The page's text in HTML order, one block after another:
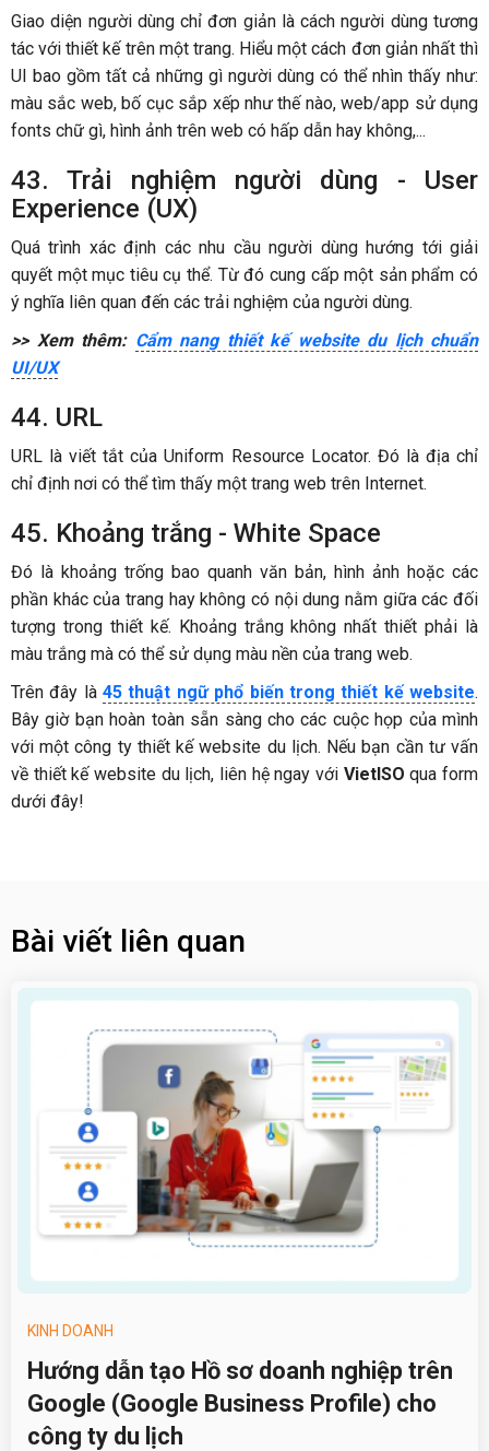
Giao diện người dùng chỉ đơn giản là cách người dùng tương
tác với thiết kế trên một trang. Hiểu một cách đơn giản nhất thì
UI bao gồm tất cả những gì người dùng có thể nhìn thấy như:
màu sắc web, bố cục sắp xếp như thế nào, web/app sử dụng
fonts chữ gì, hình ảnh trên web có hấp dẫn hay không,...
43. Trải nghiệm người dùng - User
Experience (UX)
Quá trình xác định các nhu cầu người dùng hướng tới giải
quyết một mục tiêu cụ thể. Từ đó cung cấp một sản phẩm có
ý nghĩa liên quan đến các trải nghiệm của người dùng.
>> Xem thêm: Cẩm nang thiết kế website du lịch chuẩn
UI/UX
44. URL
URL là viết tắt của Uniform Resource Locator. Đó là địa chỉ
chỉ định nơi có thể tìm thấy một trang web trên Internet.
45. Khoảng trắng - White Space
Đó là khoảng trống bao quanh văn bản, hình ảnh hoặc các
phần khác của trang hay không có nội dung nằm giữa các đối
tượng trong thiết kế. Khoảng trắng không nhất thiết phải là
màu trắng mà có thể sử dụng màu nền của trang web.
Trên đây là45 thuật ngữ phổ biến trong thiết kế website.
Bây giờ bạn hoàn toàn sẵn sàng cho các cuộc họp của mình
với một công ty thiết kế website du lịch. Nếu bạn cần tư vấn
về thiết kế website du lịch, liên hệ ngay với VietISO qua form
dưới đây!
Bài viết liên quan
KINH DOANH
Hướng dẫn tạo Hồ sơ doanh nghiệp trên
Google (Google Business Profile) cho
công ty du lịch